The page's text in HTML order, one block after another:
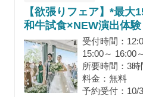
【欲張りフェア】*最大
和牛試食×NEW演出体験
受付時間：
15:00～ 16:00～
所要時間：3時
料金：無料
予約受付：10/